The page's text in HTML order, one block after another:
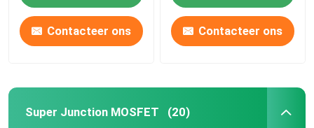
Contacteer ons Contacteer ons
Super Junction MOSFET (20)